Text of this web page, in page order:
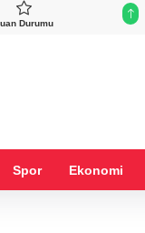
Durumu
TRY
%2,43
Spor Ekonomi